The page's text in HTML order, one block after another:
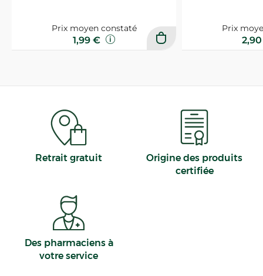
Prix moyen constaté
1,99 €
Prix
Retrait gratuit
Origine des produits
certifiée
Des pharmaciens à
votre service